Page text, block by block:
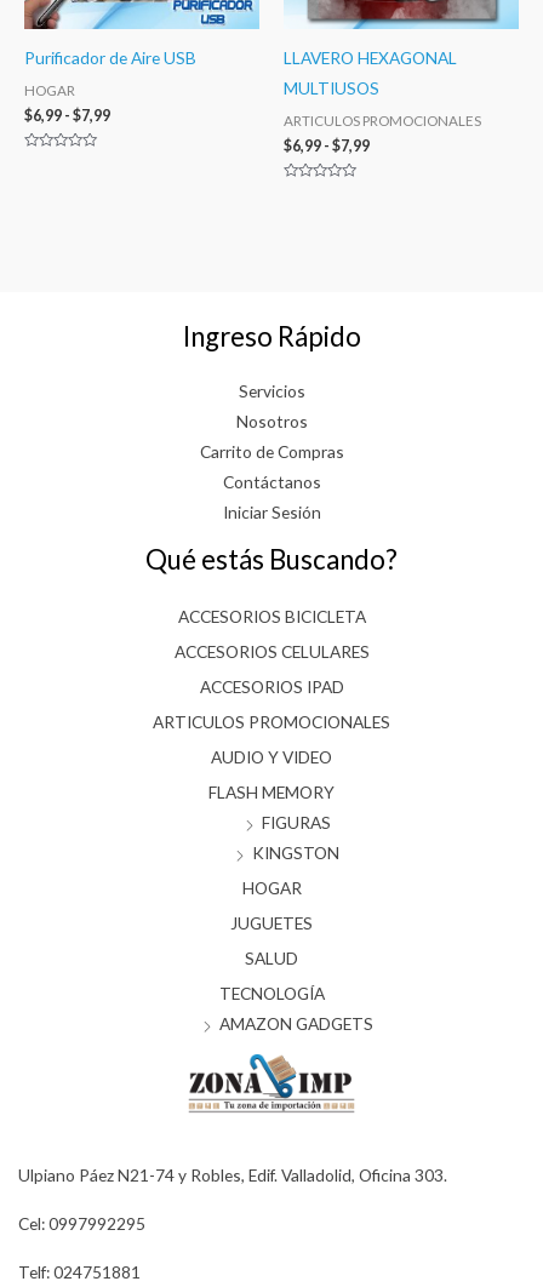
Purificador de Aire USB
HOGAR
$6,99 - $7,99
LLAVERO HEXAGONAL
MULTIUSOS
ARTICULOS PROMOCIONALES
$6,99 - $7,99
Ingreso Rápido
Servicios
Nosotros
Carrito de Compras
Contáctanos
Iniciar Sesión
Qué estás Buscando?
ACCESORIOS BICICLETA
ACCESORIOS CELULARES
ACCESORIOS IPAD
ARTICULOS PROMOCIONALES
AUDIO Y VIDEO
FLASH MEMORY
FIGURAS
KINGSTON
HOGAR
JUGUETES
SALUD
TECNOLOGÍA
AMAZON GADGETS
Ulpiano Páez N21-74 y Robles, Edif. Valladolid, Oficina 303.
Cel: 0997992295
Telf: 024751881